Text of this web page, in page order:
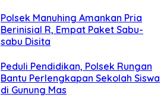
Polsek Manuhing Amankan Pria
Berinisial R, Empat Paket Sabu-
sabu Disita
Peduli Pendidikan, Polsek Rungan
Bantu Perlengkapan Sekolah Siswa
di Gunung Mas